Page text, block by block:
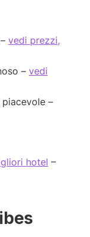
vedi prezzi,
– vedi
–
hotel –